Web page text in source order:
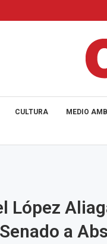
CULTURA MEDIO
López
a